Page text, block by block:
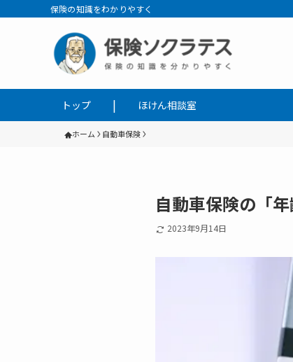
保険の知識をわかりやすく
トップ ほけん相談室
ホーム 自動車保険
自動車保険の「
2023年9月14日